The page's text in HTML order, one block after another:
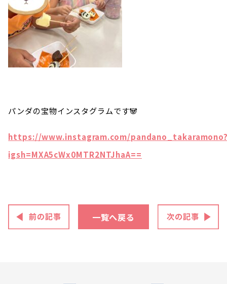
パンダの宝物インスタグラムです🐼
https://www.instagram.com/
igsh=MXA5cWx0MTR2NTJhaA==
一覧へ戻る